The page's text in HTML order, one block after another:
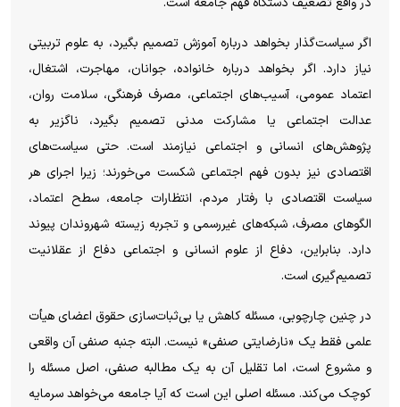
اگر سیاست‌گذار بخواهد درباره آموزش تصمیم بگیرد، به علوم تربیتی
نیاز دارد. اگر بخواهد درباره خانواده، جوانان، مهاجرت، اشتغال،
اعتماد عمومی، آسیب‌های اجتماعی، مصرف فرهنگی، سلامت روان،
عدالت اجتماعی یا مشارکت مدنی تصمیم بگیرد، ناگزیر به
پژوهش‌های انسانی و اجتماعی نیازمند است. حتی سیاست‌های
اقتصادی نیز بدون فهم اجتماعی شکست می‌خورند؛ زیرا اجرای هر
سیاست اقتصادی با رفتار مردم، انتظارات جامعه، سطح اعتماد،
الگوهای مصرف، شبکه‌های غیررسمی و تجربه زیسته شهروندان پیوند
دارد. بنابراین، دفاع از علوم انسانی و اجتماعی دفاع از عقلانیت
تصمیم‌گیری است.
در چنین چارچوبی، مسئله کاهش یا بی‌ثبات‌سازی حقوق اعضای هیأت
علمی فقط یک «نارضایتی صنفی» نیست. البته جنبه صنفی آن واقعی
و مشروع است، اما تقلیل آن به یک مطالبه صنفی، اصل مسئله را
کوچک می‌کند. مسئله اصلی این است که آیا جامعه می‌خواهد سرمایه